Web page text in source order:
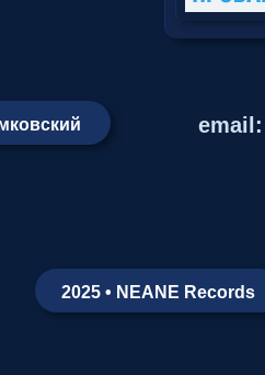
2025 • NEANE Records